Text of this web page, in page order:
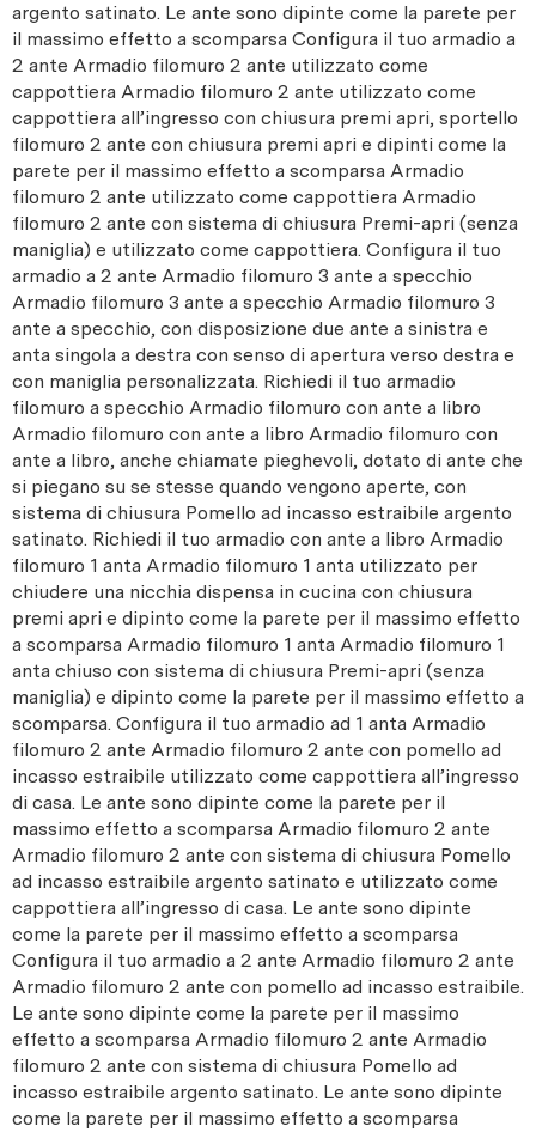
argento satinato. Le ante sono dipinte come la parete per
il massimo effetto a scomparsa Configura il tuo armadio a
2 ante Armadio filomuro 2 ante utilizzato come
cappottiera Armadio filomuro 2 ante utilizzato come
cappottiera all’ingresso con chiusura premi apri, sportello
filomuro 2 ante con chiusura premi apri e dipinti come la
parete per il massimo effetto a scomparsa Armadio
filomuro 2 ante utilizzato come cappottiera Armadio
filomuro 2 ante con sistema di chiusura Premi-apri (senza
maniglia) e utilizzato come cappottiera. Configura il tuo
armadio a 2 ante Armadio filomuro 3 ante a specchio
Armadio filomuro 3 ante a specchio Armadio filomuro 3
ante a specchio, con disposizione due ante a sinistra e
anta singola a destra con senso di apertura verso destra e
con maniglia personalizzata. Richiedi il tuo armadio
filomuro a specchio Armadio filomuro con ante a libro
Armadio filomuro con ante a libro Armadio filomuro con
ante a libro, anche chiamate pieghevoli, dotato di ante che
si piegano su se stesse quando vengono aperte, con
sistema di chiusura Pomello ad incasso estraibile argento
satinato. Richiedi il tuo armadio con ante a libro Armadio
filomuro 1 anta Armadio filomuro 1 anta utilizzato per
chiudere una nicchia dispensa in cucina con chiusura
premi apri e dipinto come la parete per il massimo effetto
a scomparsa Armadio filomuro 1 anta Armadio filomuro 1
anta chiuso con sistema di chiusura Premi-apri (senza
maniglia) e dipinto come la parete per il massimo effetto a
scomparsa. Configura il tuo armadio ad 1 anta Armadio
filomuro 2 ante Armadio filomuro 2 ante con pomello ad
incasso estraibile utilizzato come cappottiera all’ingresso
di casa. Le ante sono dipinte come la parete per il
massimo effetto a scomparsa Armadio filomuro 2 ante
Armadio filomuro 2 ante con sistema di chiusura Pomello
ad incasso estraibile argento satinato e utilizzato come
cappottiera all’ingresso di casa. Le ante sono dipinte
come la parete per il massimo effetto a scomparsa
Configura il tuo armadio a 2 ante Armadio filomuro 2 ante
Armadio filomuro 2 ante con pomello ad incasso estraibile.
Le ante sono dipinte come la parete per il massimo
effetto a scomparsa Armadio filomuro 2 ante Armadio
filomuro 2 ante con sistema di chiusura Pomello ad
incasso estraibile argento satinato. Le ante sono dipinte
come la parete per il massimo effetto a scomparsa